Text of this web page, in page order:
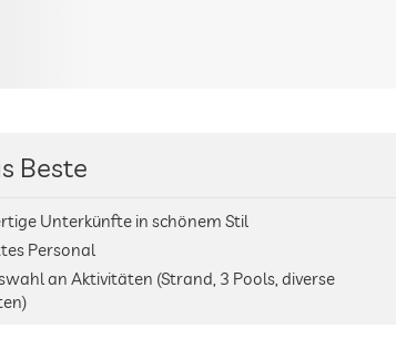
Beste
Unterkünfte in schönem Stil
Personal
an Aktivitäten (Strand, 3 Pools, diverse